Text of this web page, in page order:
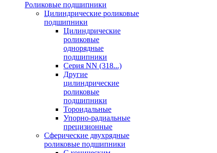
Роликовые подшипники
Цилиндрические роликовые
подшипники
Цилиндрические
роликовые
однорядные
подшипники
Серия NN (318...)
Другие
цилиндрические
роликовые
подшипники
Тороидальные
Упорно-радиальные
прецизионные
Сферические двухрядные
роликовые подшипники